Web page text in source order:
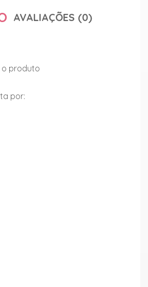
AVALIAÇÕES (0)
o produto
por: